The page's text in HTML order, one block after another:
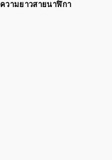
ความยาวสายนาฬิกา